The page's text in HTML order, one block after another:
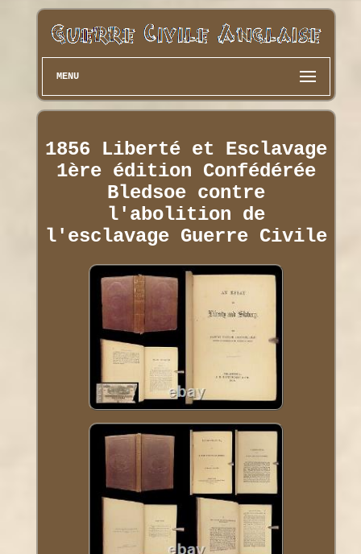
MENU
1856 Liberté et Esclavage
1ère édition Confédérée
Bledsoe contre
l'abolition de
l'esclavage Guerre Civile